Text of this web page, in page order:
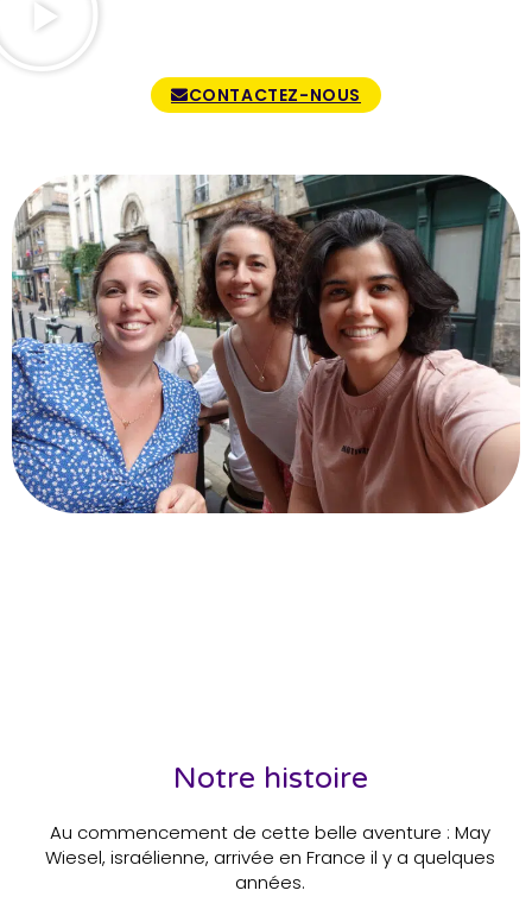
CONTACTEZ-NOUS
Notre histoire
Au commencement de cette belle aventure : May
Wiesel, israélienne, arrivée en France il y a quelques
années.